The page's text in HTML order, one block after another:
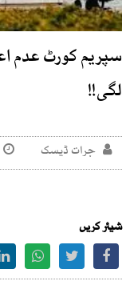
سپریم کورٹ عدم
لگی!!
جرات ڈیسک
شیئر کریں